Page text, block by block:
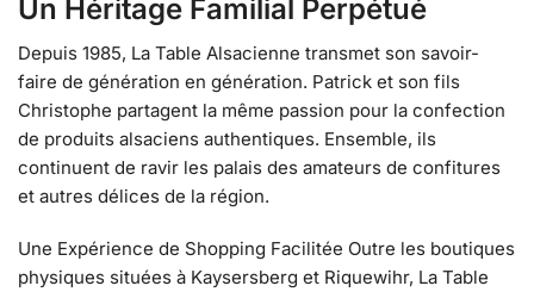
Un Héritage Familial Perpétué
Depuis 1985, La Table Alsacienne transmet son savoir-
faire de génération en génération. Patrick et son fils
Christophe partagent la même passion pour la confection
de produits alsaciens authentiques. Ensemble, ils
continuent de ravir les palais des amateurs de confitures
et autres délices de la région.
Une Expérience de Shopping Facilitée Outre les boutiques
physiques situées à Kaysersberg et Riquewihr, La Table